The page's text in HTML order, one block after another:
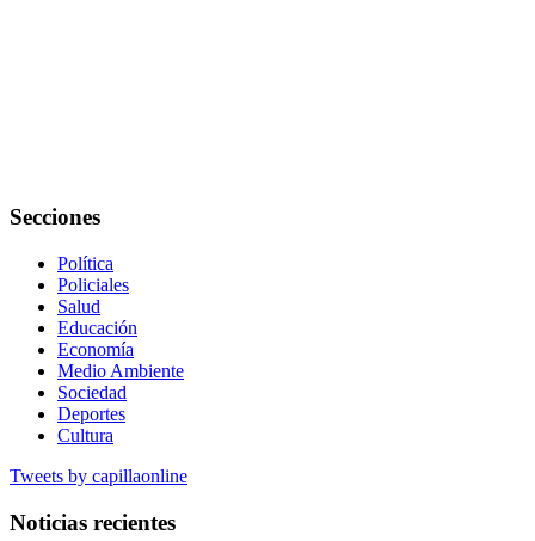
Secciones
Política
Policiales
Salud
Educación
Economía
Medio Ambiente
Sociedad
Deportes
Cultura
Tweets by capillaonline
Noticias recientes